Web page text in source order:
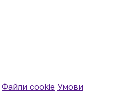
Файли cookie Умови